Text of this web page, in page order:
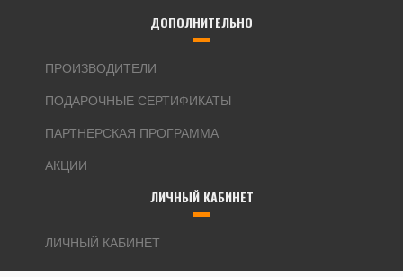
ДОПОЛНИТЕЛЬНО
ПРОИЗВОДИТЕЛИ
ПОДАРОЧНЫЕ СЕРТИФИКАТЫ
ПАРТНЕРСКАЯ ПРОГРАММА
АКЦИИ
ЛИЧНЫЙ КАБИНЕТ
ЛИЧНЫЙ КАБИНЕТ